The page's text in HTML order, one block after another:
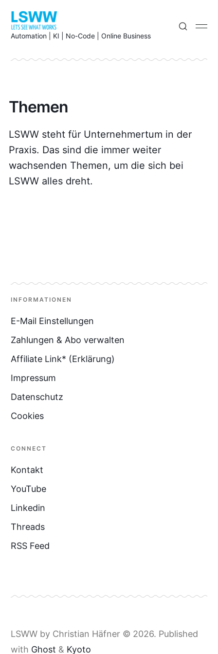
Automation | KI | No-Code | Online Business
Themen
LSWW steht für Unternehmertum in der
Praxis. Das sind die immer weiter
wachsenden Themen, um die sich bei
LSWW alles dreht.
INFORMATIONEN
E-Mail Einstellungen
Zahlungen & Abo verwalten
Affiliate Link* (Erklärung)
Impressum
Datenschutz
Cookies
CONNECT
Kontakt
YouTube
Linkedin
Threads
RSS Feed
LSWW by Christian Häfner © 2026. Published
with Ghost & Kyoto